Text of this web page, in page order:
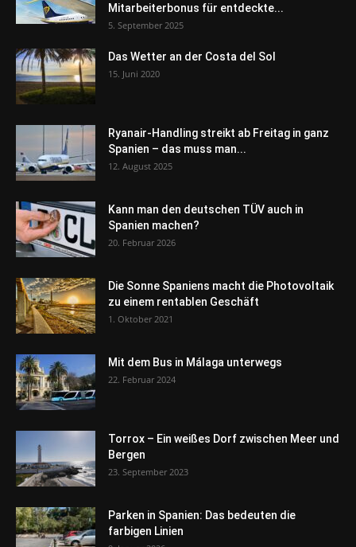
Mitarbeiterbonus für entdeckte...
5. September 2025
Das Wetter an der Costa del Sol
15. Juni 2020
Ryanair-Handling streikt ab Freitag in ganz
Spanien – das muss man...
12. August 2025
Kann man den deutschen TÜV auch in
Spanien machen?
20. Februar 2026
Die Sonne Spaniens macht die Photovoltaik
zu einem rentablen Geschäft
1. Oktober 2021
Mit dem Bus in Málaga unterwegs
22. Februar 2024
Torrox – Ein weißes Dorf zwischen Meer und
Bergen
23. September 2023
Parken in Spanien: Das bedeuten die
farbigen Linien